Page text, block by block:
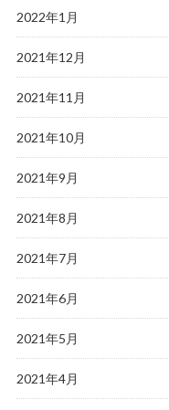
2022年1月
2021年12月
2021年11月
2021年10月
2021年9月
2021年8月
2021年7月
2021年6月
2021年5月
2021年4月